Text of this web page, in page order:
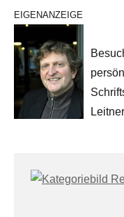
EIGENANZEIGE